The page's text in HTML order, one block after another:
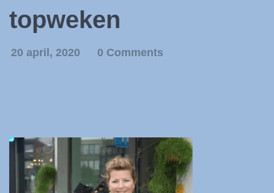
topweken
20 april, 2020 0 Comments